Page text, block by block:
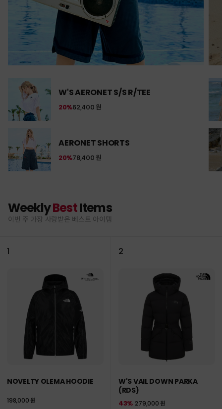
W'S AERONET S/S R/TEE
62,400 원
20%
AERONET SHORTS
78,400 원
20%
WeeklyBestItems
이번 주 가장 사랑받은 베스트 아이템
1
NOVELTY OLEMA HOODIE
198,000 원
2
W'S VAIL DOWN PARKA
(RDS)
279,000 원
43%